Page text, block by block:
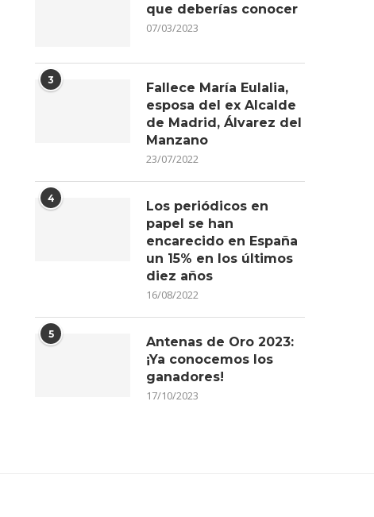
que deberías conocer
07/03/2023
3
Fallece María Eulalia,
esposa del ex Alcalde
de Madrid, Álvarez del
Manzano
23/07/2022
4
Los periódicos en
papel se han
encarecido en España
un 15% en los últimos
diez años
16/08/2022
5
Antenas de Oro 2023:
¡Ya conocemos los
ganadores!
17/10/2023